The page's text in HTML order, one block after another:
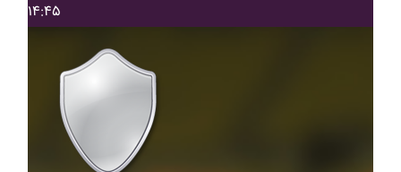
۱۴:۴۵